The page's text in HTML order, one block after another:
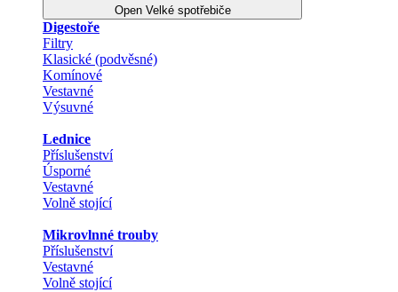
Open Velké spotřebiče
Digestoře
Filtry
Klasické (podvěsné)
Komínové
Vestavné
Výsuvné
Lednice
Příslušenství
Úsporné
Vestavné
Volně stojící
Mikrovlnné trouby
Příslušenství
Vestavné
Volně stojící